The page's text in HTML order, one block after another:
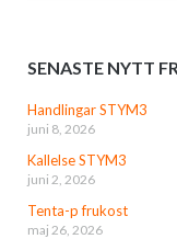
SENASTE NYTT
Handlingar STYM3
juni 8, 2026
Kallelse STYM3
juni 2, 2026
Tenta-p frukost
maj 26, 2026